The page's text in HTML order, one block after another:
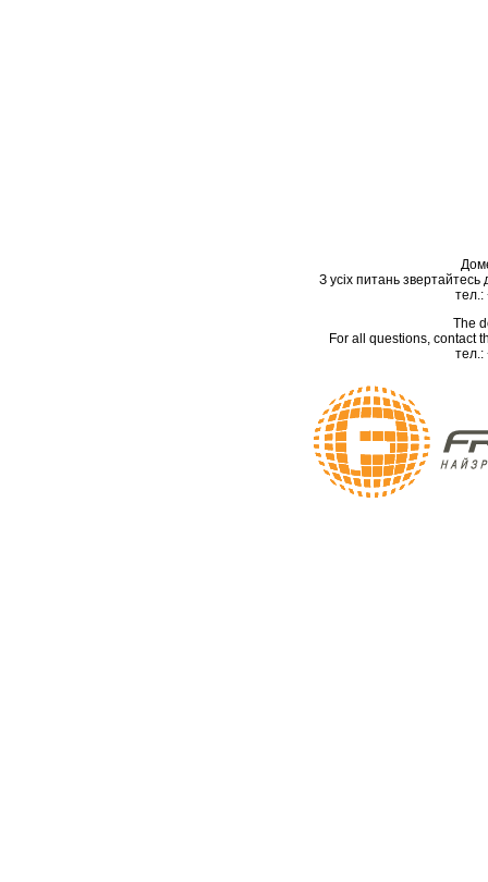
З усіх питань звертайтесь
тел.:
The
For all questions, contact
тел.: